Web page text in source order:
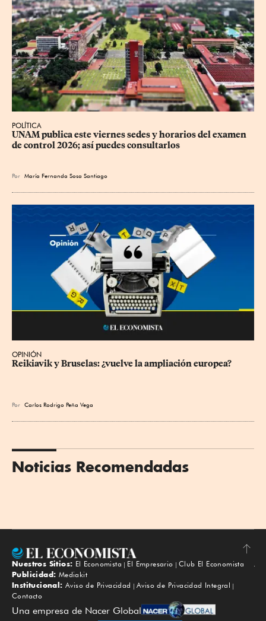
POLÍTICA
UNAM publica este viernes sedes y horarios del examen
de control 2026; así puedes consultarlos
Por María Fernanda Sosa Santiago
OPINIÓN
Reikiavik y Bruselas: ¿vuelve la ampliación europea?
Por Carlos Rodrigo Peña Vega
Noticias Recomendadas
Subir
Nuestros Sitios: El Economista El Empresario
Club El Economista
Publicidad: Mediakit
Institucional: Aviso de Privacidad
Aviso de Privacidad Integral
Contacto
Una empresa de Nacer Global